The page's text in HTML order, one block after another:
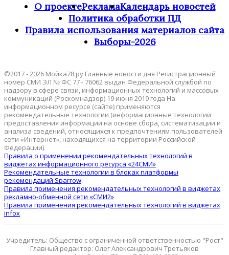
О проектеРекламаКалендарь новостей
Политика обработки ПД
Правила использования материалов сайта
Выборы-2026
©2017 - 2026 Мойка78.ру Главные новости дня Регистрационный
номер СМИ ЭЛ № ФС 77 - 76062 выдан Федеральной службой по
надзору в сфере связи, информационных технологий и массовых
коммуникаций (Роскомнадзор) 19 июня 2019 года На
информационном ресурсе (сайте) применяются
рекомендательные технологии (информационные технологии
предоставления информации на основе сбора, систематизации и
анализа сведений, относящихся к предпочтениям пользователей
сети «Интернет», находящихся на территории Российской
Федерации).
Правила о применении рекомендательных технологий в
виджетах информационного ресурса «24СМИ»
Рекомендательные технологии в блоках платформы
рекомендаций Sparrow
Правила применения рекомендательных технологий в виджетах
рекламно-обменной сети «СМИ2»
Правила применения рекомендательных технологий в виджетах
infox
Учредитель: Общество с ограниченной ответственностью "Рост"
Главный редактор: Олег Александрович Третьяков